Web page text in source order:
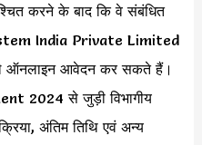
करने के बाद कि वे संबंधित
India Private Limited
आवेदन कर सकते हैं।
2024 से जुड़ी विभागीय
अंतिम तिथि एवं अन्य